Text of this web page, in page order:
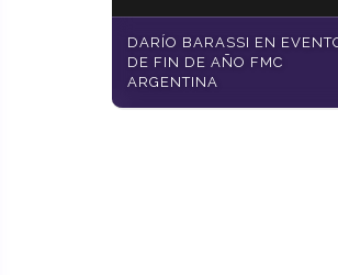
DARÍO BARASSI EN
DE FIN DE AÑO FMC
ARGENTINA